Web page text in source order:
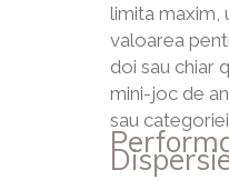
limita maxim,
valoarea
doi sau chiar
mini-joc de
sau